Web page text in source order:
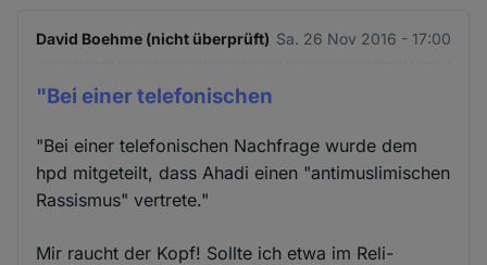
David Boehme (nicht überprüft) Sa. 26 Nov 2016 - 17:00
"Bei einer telefonischen
"Bei einer telefonischen Nachfrage wurde dem
hpd mitgeteilt, dass Ahadi einen "antimuslimischen
Rassismus" vertrete."
Mir raucht der Kopf! Sollte ich etwa im Reli-